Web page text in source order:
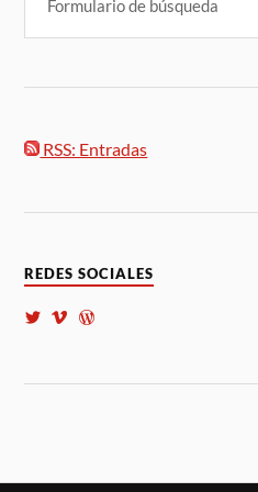
RSS: Entradas
REDES SOCIALES